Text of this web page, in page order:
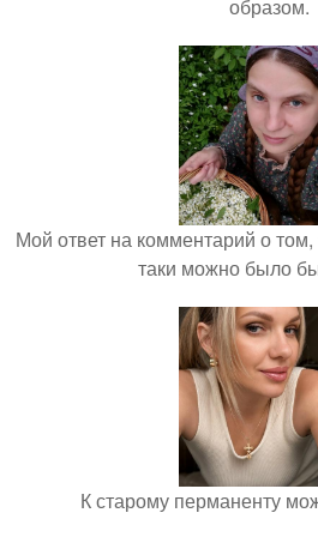
образом.
Мой ответ на комментарий о
таки можно было
К старому перманенту